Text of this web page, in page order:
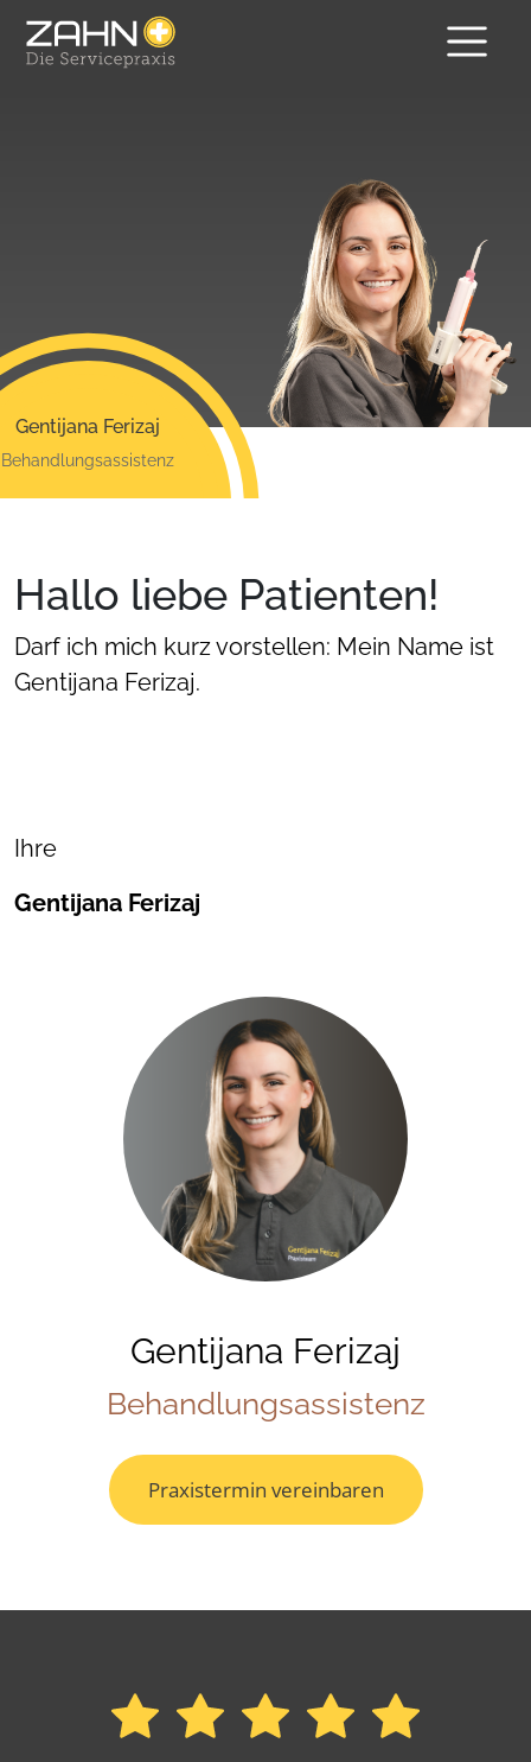
Gentijana Ferizaj
Behandlungsassistenz
Hallo liebe Patienten!
Darf ich mich kurz vorstellen: Mein Name ist
Gentijana Ferizaj.
Ihre
Gentijana Ferizaj
Gentijana Ferizaj
Behandlungsassistenz
Praxistermin vereinbaren